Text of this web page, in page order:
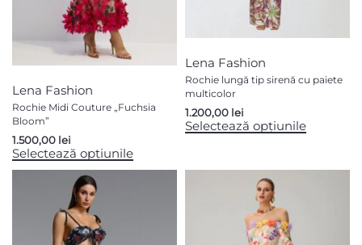
Lena Fashion
Rochie Midi Couture „Fuchsia
Bloom”
1.500,00 lei
Selectează opțiunile
Lena Fashion
Rochie lungă tip sirenă cu paiete
multicolor
1.200,00 lei
Selectează opțiunile